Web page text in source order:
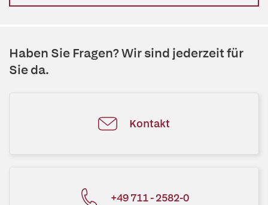
Haben Sie Fragen? Wir sind jederzeit für
Sie da.
Kontakt
+49 711 - 2582-0